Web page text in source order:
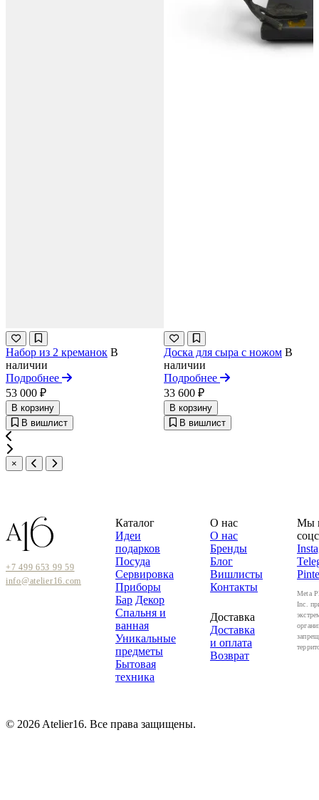
Набор из 2 креманок В
наличии
Подробнее
53 000 ₽
В корзину
В вишлист
Доска для сыра с ножом В
наличии
Подробнее
33 600 ₽
В корзину
В вишлист
×
+7 499 653 99 59
info@atelier16.com
Каталог
Идеи
подарков
Посуда
Сервировка
Приборы
Бар Декор
Спальня и
ванная
Уникальные
предметы
Бытовая
техника
О нас
О нас
Бренды
Блог
Вишлисты
Контакты
Доставка
Доставка
и оплата
Возврат
Мы
Meta
Inc.
© 2026 Atelier16. Все права защищены.